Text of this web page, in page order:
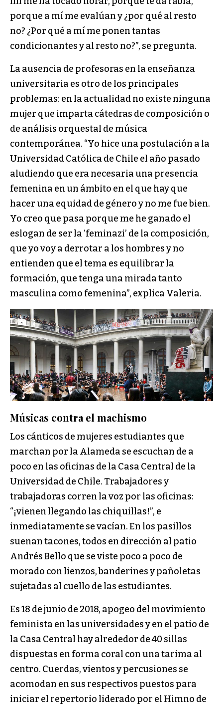
porque a mí me evalúan y ¿por qué al resto
no? ¿Por qué a mí me ponen tantas
condicionantes y al resto no?”, se pregunta.
La ausencia de profesoras en la enseñanza
universitaria es otro de los principales
problemas: en la actualidad no existe ninguna
mujer que imparta cátedras de composición o
de análisis orquestal de música
contemporánea. “Yo hice una postulación a la
Universidad Católica de Chile el año pasado
aludiendo que era necesaria una presencia
femenina en un ámbito en el que hay que
hacer una equidad de género y no me fue bien.
Yo creo que pasa porque me he ganado el
eslogan de ser la ‘feminazi’ de la composición,
que yo voy a derrotar a los hombres y no
entienden que el tema es equilibrar la
formación, que tenga una mirada tanto
masculina como femenina”, explica Valeria.
Músicas contra el machismo
Los cánticos de mujeres estudiantes que
marchan por la Alameda se escuchan de a
poco en las oficinas de la Casa Central de la
Universidad de Chile. Trabajadores y
trabajadoras corren la voz por las oficinas:
“¡vienen llegando las chiquillas!”, e
inmediatamente se vacían. En los pasillos
suenan tacones, todos en dirección al patio
Andrés Bello que se viste poco a poco de
morado con lienzos, banderines y pañoletas
sujetadas al cuello de las estudiantes.
Es 18 de junio de 2018, apogeo del movimiento
feminista en las universidades y en el patio de
la Casa Central hay alrededor de 40 sillas
dispuestas en forma coral con una tarima al
centro. Cuerdas, vientos y percusiones se
acomodan en sus respectivos puestos para
iniciar el repertorio liderado por el Himno de